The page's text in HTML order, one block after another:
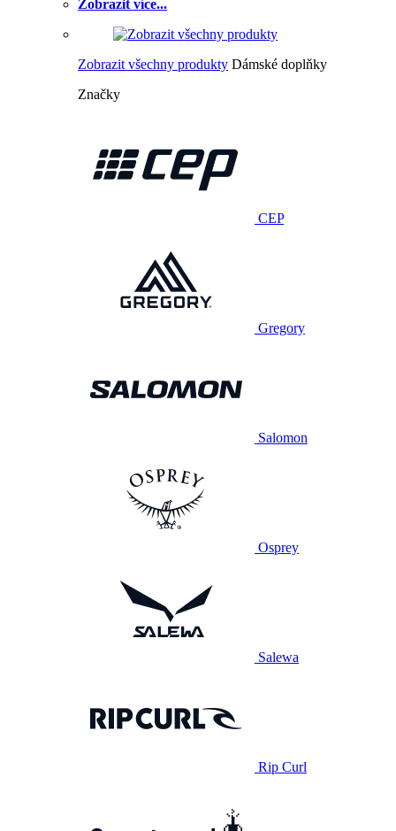
Zobrazit více...
Zobrazit všechny produkty Dámské doplňky
Značky
CEP
Gregory
Salomon
Osprey
Salewa
Rip Curl